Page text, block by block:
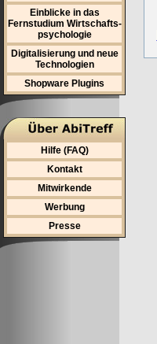
Einblicke in das
Fernstudium Wirtschafts-
psychologie
Digitalisierung und neue
Technologien
Shopware Plugins
Hilfe (FAQ)
Kontakt
Mitwirkende
Werbung
Presse